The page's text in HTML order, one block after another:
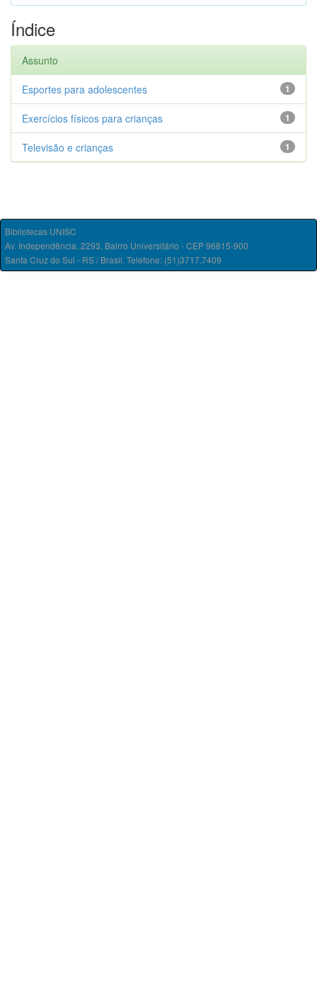
Índice
Assunto
1
Esportes para adolescentes
1
Exercícios físicos para crianças
1
Televisão e crianças
Bibliotecas UNISC
Av. Independência, 2293, Bairro Universitário - CEP 96815-900
Santa Cruz do Sul - RS / Brasil. Telefone: (51)3717.7409